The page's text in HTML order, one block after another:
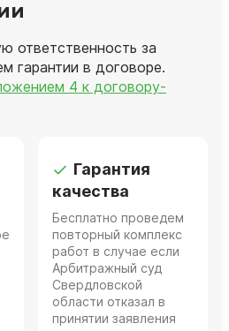
ответственность за
гарантии в договоре.
4 к договору-
Гарантия
качества
Бесплатно проведем
повторный комплекс
работ в случае если
Арбитражный суд
Свердловской
области отказал в
принятии заявления